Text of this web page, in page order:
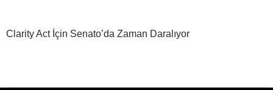
Clarity Act İçin Senato’da Zaman Daralıyor